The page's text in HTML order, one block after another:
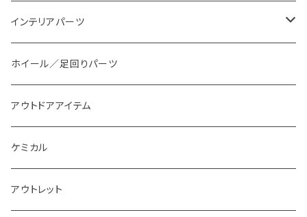
スタイリングパーツ
外装系LED
インテリアパーツ
装飾アイテム
インテリア系LED
ホイール／足回りパーツ
アウトドアアイテム
ケミカル
アウトレット